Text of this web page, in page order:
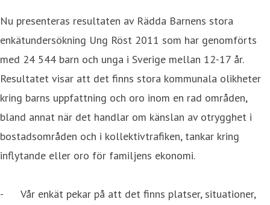
Nu presenteras resultaten av Rädda Barnens stora
enkätundersökning Ung Röst 2011 som har genomförts
med 24 544 barn och unga i Sverige mellan 12-17 år.
Resultatet visar att det finns stora kommunala olikheter
kring barns uppfattning och oro inom en rad områden,
bland annat när det handlar om känslan av otrygghet i
bostadsområden och i kollektivtrafiken, tankar kring
inflytande eller oro för familjens ekonomi.
- Vår enkät pekar på att det finns platser, situationer,